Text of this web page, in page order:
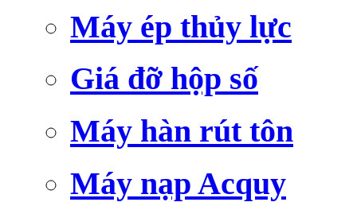
Máy ép thủy lực
Giá đỡ hộp số
Máy hàn rút tôn
Máy nạp Acquy